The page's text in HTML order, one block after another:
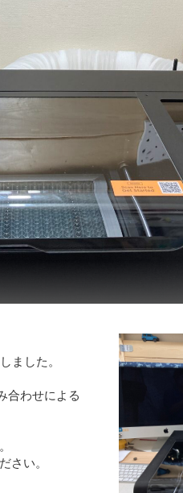
ました。
合わせによる
さい。